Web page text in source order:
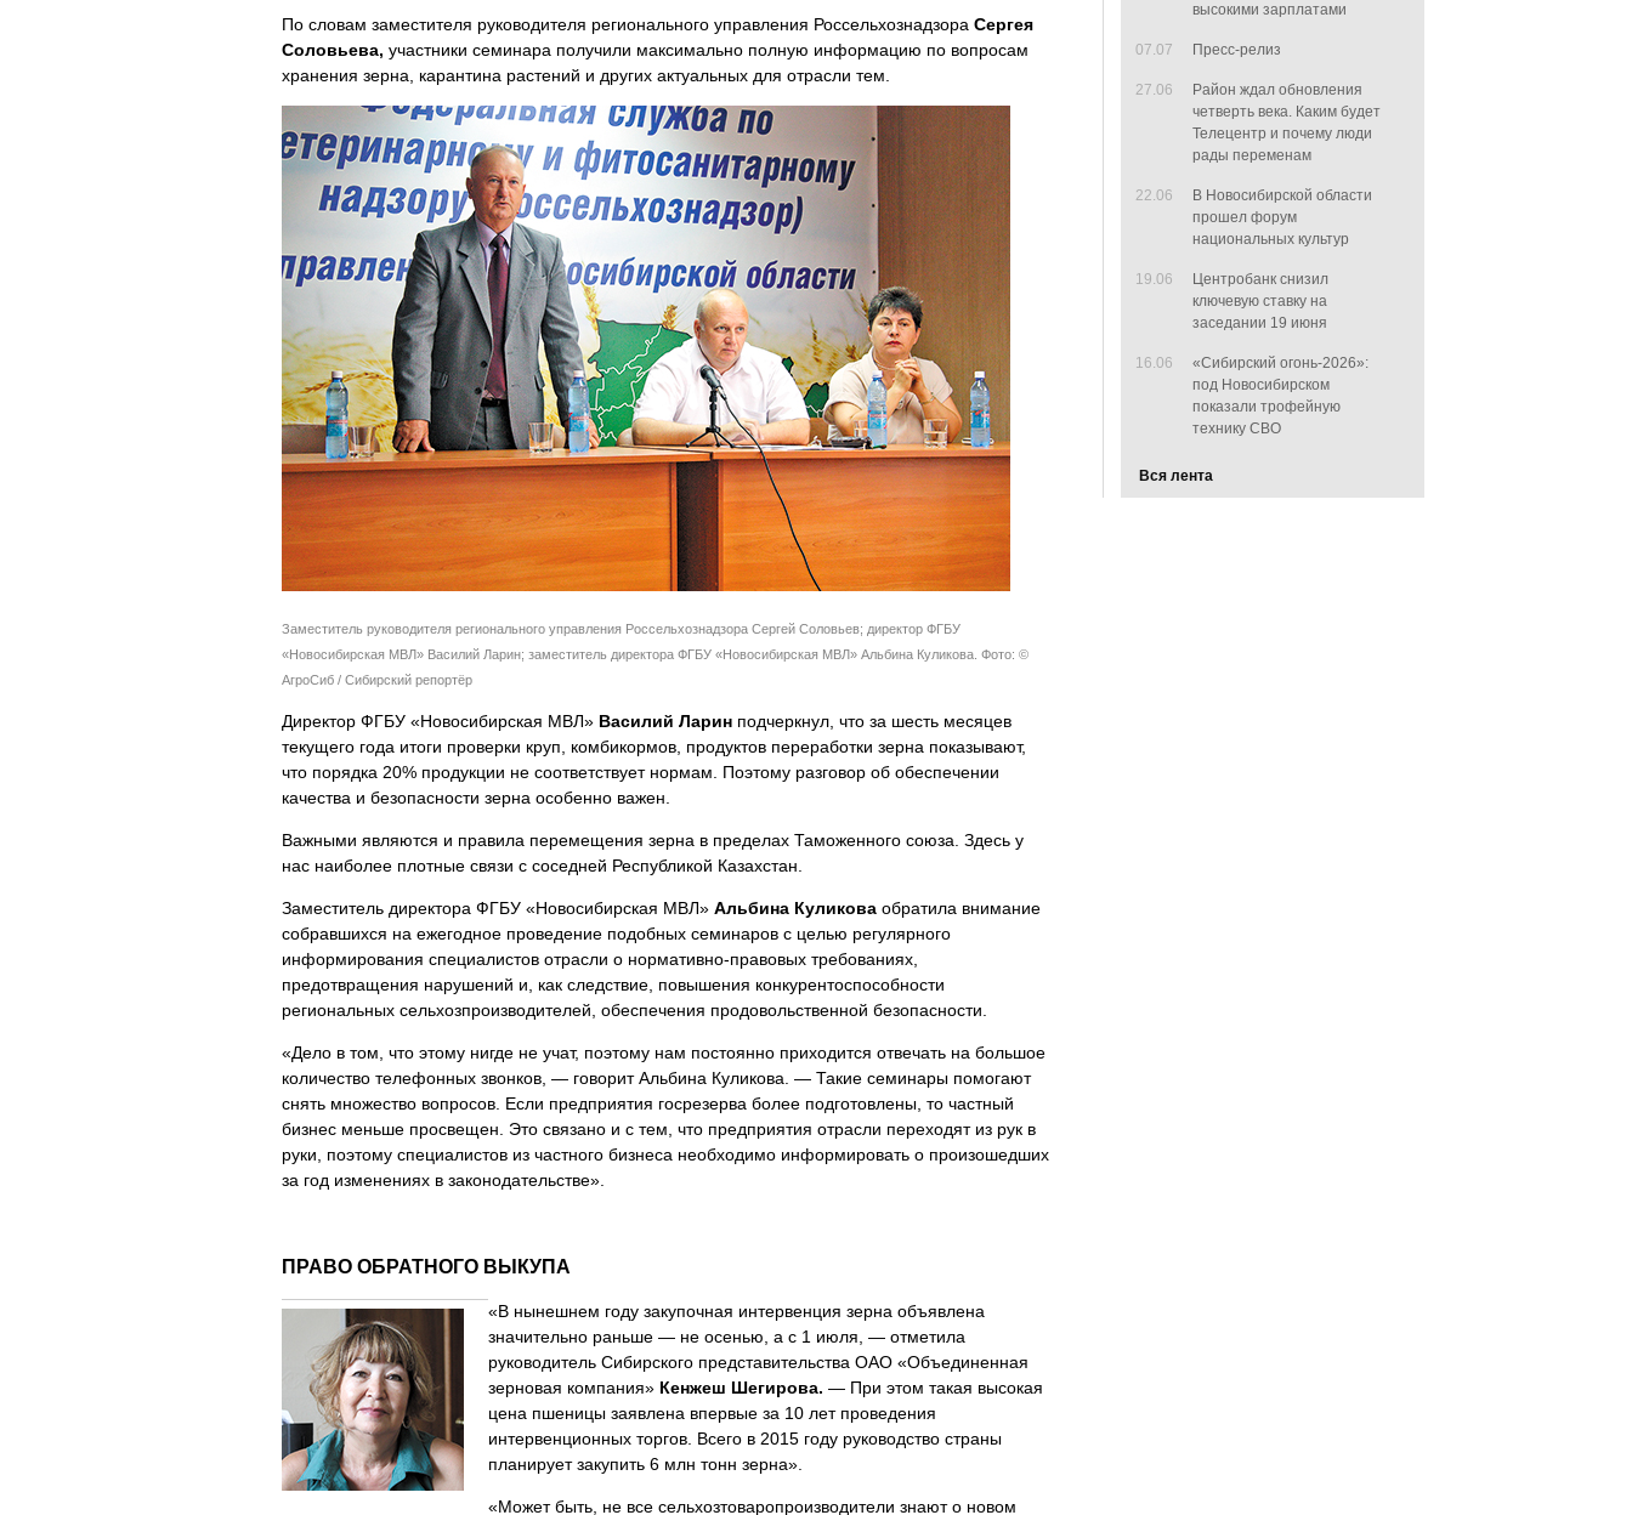
По словам заместителя руководителя регионального управления Россельхознадзора Сергея
Соловьева, участники семинара получили максимально полную информацию по вопросам
хранения зерна, карантина растений и других актуальных для отрасли тем.
Заместитель руководителя регионального управления Россельхознадзора Сергей Соловьев; директор ФГБУ
«Новосибирская МВЛ» Василий Ларин; заместитель директора ФГБУ «Новосибирская МВЛ» Альбина Куликова. Фото: ©
АгроСиб / Сибирский репортёр
Директор ФГБУ «Новосибирская МВЛ» Василий Ларин подчеркнул, что за шесть месяцев
текущего года итоги проверки круп, комбикормов, продуктов переработки зерна показывают,
что порядка 20% продукции не соответствует нормам. Поэтому разговор об обеспечении
качества и безопасности зерна особенно важен.
Важными являются и правила перемещения зерна в пределах Таможенного союза. Здесь у
нас наиболее плотные связи с соседней Республикой Казахстан.
Заместитель директора ФГБУ «Новосибирская МВЛ» Альбина Куликова обратила внимание
собравшихся на ежегодное проведение подобных семинаров с целью регулярного
информирования специалистов отрасли о нормативно-правовых требованиях,
предотвращения нарушений и, как следствие, повышения конкурентоспособности
региональных сельхозпроизводителей, обеспечения продовольственной безопасности.
«Дело в том, что этому нигде не учат, поэтому нам постоянно приходится отвечать на большое
количество телефонных звонков, — говорит Альбина Куликова. — Такие семинары помогают
снять множество вопросов. Если предприятия госрезерва более подготовлены, то частный
бизнес меньше просвещен. Это связано и с тем, что предприятия отрасли переходят из рук в
руки, поэтому специалистов из частного бизнеса необходимо информировать о произошедших
за год изменениях в законодательстве».
ПРАВО ОБРАТНОГО ВЫКУПА
«В нынешнем году закупочная интервенция зерна объявлена
значительно раньше — не осенью, а с 1 июля, — отметила
руководитель Сибирского представительства ОАО «Объединенная
зерновая компания» Кенжеш Шегирова. — При этом такая высокая
цена пшеницы заявлена впервые за 10 лет проведения
интервенционных торгов. Всего в 2015 году руководство страны
планирует закупить 6 млн тонн зерна».
«Может быть, не все сельхозтоваропроизводители знают о новом
высокими зарплатами
07.07 Пресс-релиз
27.06
Район ждал обновления
четверть века. Каким будет
Телецентр и почему люди
рады переменам
22.06
В Новосибирской области
прошел форум
национальных культур
19.06
Центробанк снизил
ключевую ставку на
заседании 19 июня
16.06
«Сибирский огонь-2026»:
под Новосибирском
показали трофейную
технику СВО
Вся лента